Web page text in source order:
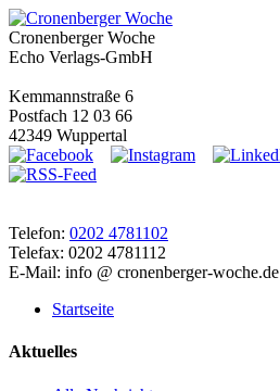
Cronenberger Woche
Echo Verlags-GmbH
Kemmannstraße 6
Postfach 12 03 66
42349 Wuppertal
Telefon: 0202 4781102
Telefax: 0202 4781112
E-Mail: info @ cronenberger-woche.de
Startseite
Aktuelles